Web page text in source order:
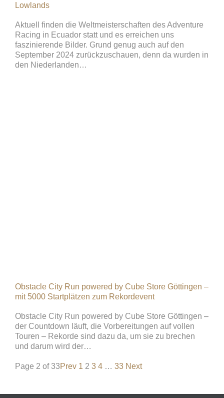
Lowlands
Aktuell finden die Weltmeisterschaften des Adventure
Racing in Ecuador statt und es erreichen uns
faszinierende Bilder. Grund genug auch auf den
September 2024 zurückzuschauen, denn da wurden in
den Niederlanden…
Obstacle City Run powered by Cube Store Göttingen –
mit 5000 Startplätzen zum Rekordevent
Obstacle City Run powered by Cube Store Göttingen –
der Countdown läuft, die Vorbereitungen auf vollen
Touren – Rekorde sind dazu da, um sie zu brechen
und darum wird der…
Page 2 of 33Prev 1 2 3 4 … 33 Next